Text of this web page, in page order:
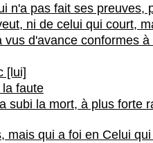
n'a pas fait ses preuves,
ni de celui qui court,
d'avance conformes
[lui]
faute
subi la mort, à plus
mais qui a foi en Celui